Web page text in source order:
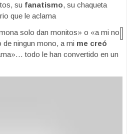
su fanatismo, su chaqueta
que le aclama
solo dan monitos» o «a mi no
de ningun mono, a mi me creó
todo le han convertido en un